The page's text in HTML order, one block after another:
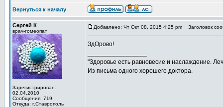
Вернуться к началу
Сергей К
врач-гомеопат
Зарегистрирован:
02.04.2010
Сообщения: 719
Откуда: г.Ставрополь
Добавлено: Чт Окт 08, 2015 4:25 pm Заголовок
ЗдОрово!
"Здоровье есть равновесие и наслаждение.
Из письма одного хорошего доктора.